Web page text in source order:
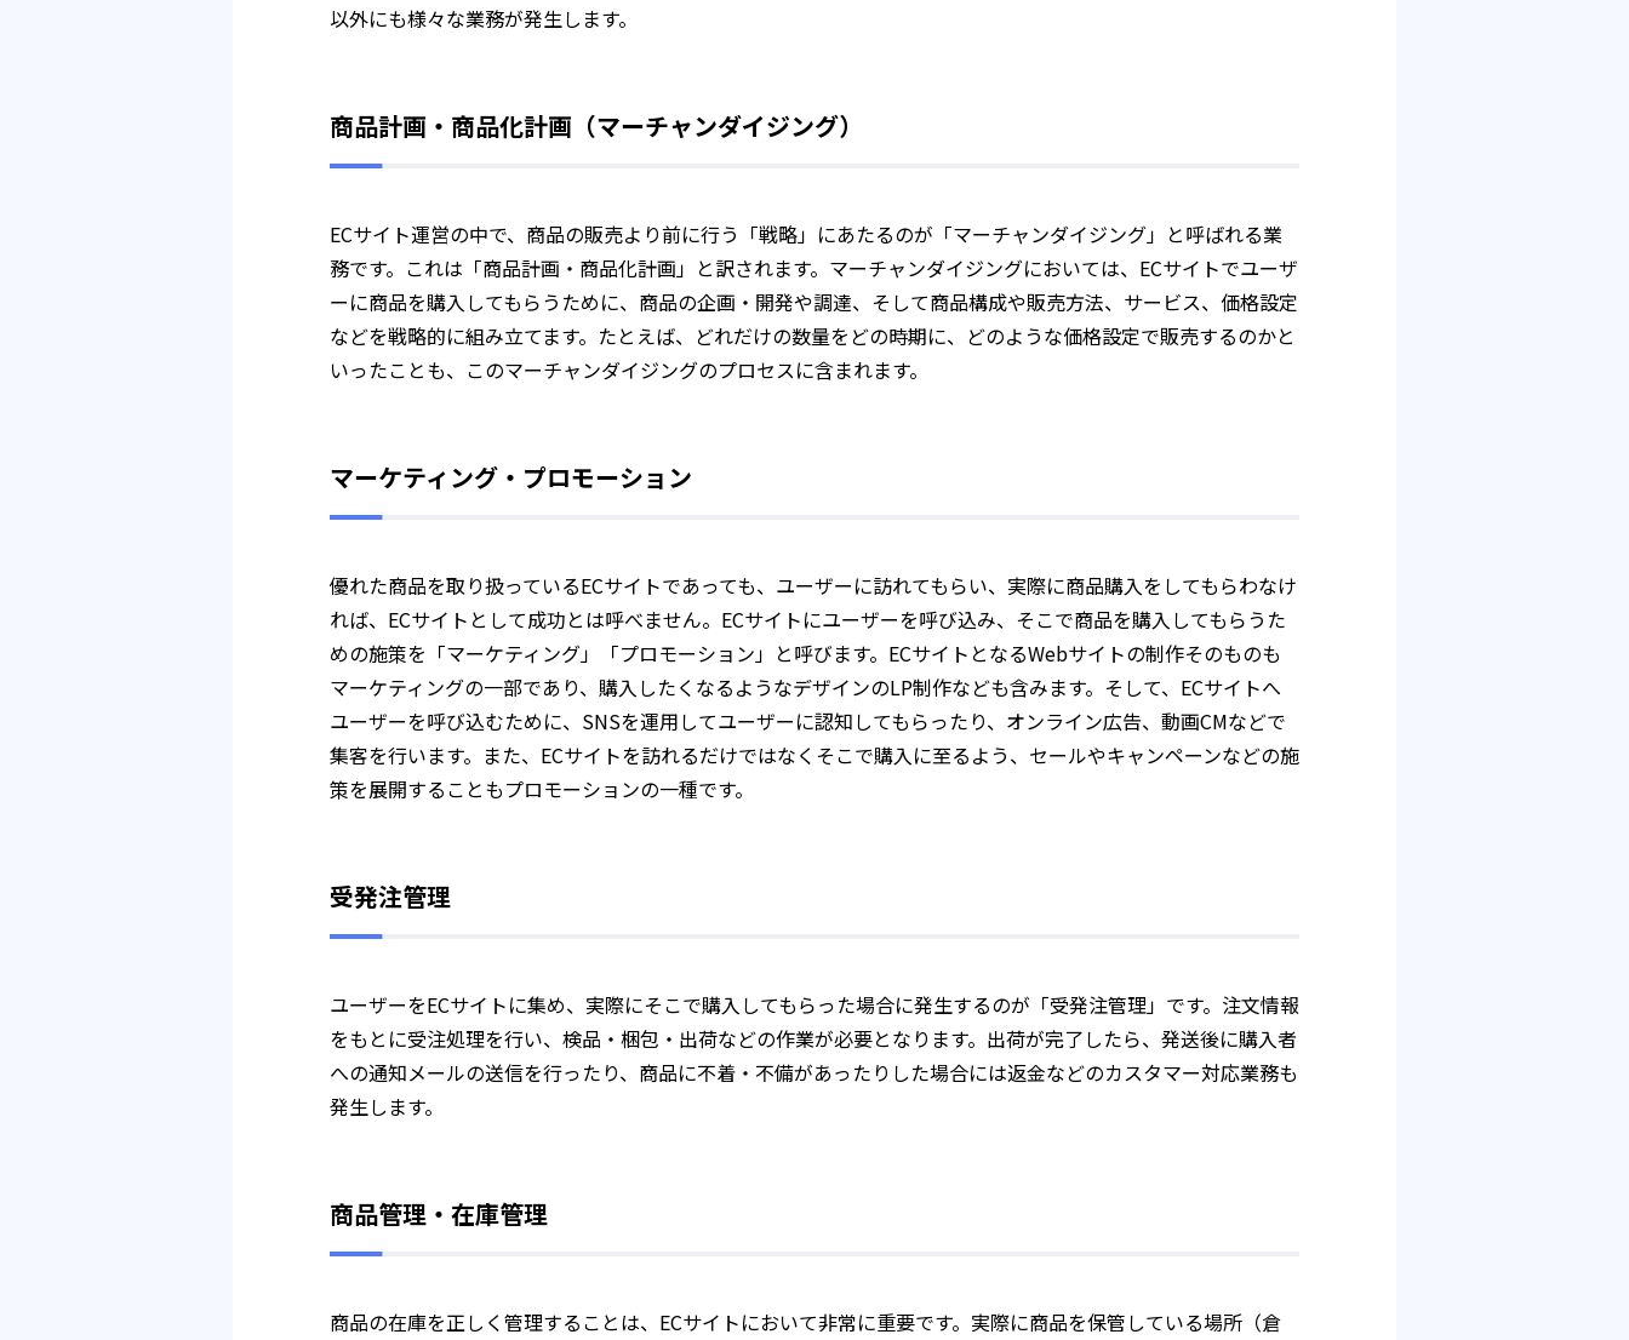
以外にも様々な業務が発生します。
商品計画・商品化計画（マーチャンダイジング）
ECサイト運営の中で、商品の販売より前に行う「戦略」にあたるのが「マーチャンダイジング」と呼ばれる業
務です。これは「商品計画・商品化計画」と訳されます。マーチャンダイジングにおいては、ECサイトでユーザ
ーに商品を購入してもらうために、商品の企画・開発や調達、そして商品構成や販売方法、サービス、価格設定
などを戦略的に組み立てます。たとえば、どれだけの数量をどの時期に、どのような価格設定で販売するのかと
いったことも、このマーチャンダイジングのプロセスに含まれます。
マーケティング・プロモーション
優れた商品を取り扱っているECサイトであっても、ユーザーに訪れてもらい、実際に商品購入をしてもらわなけ
れば、ECサイトとして成功とは呼べません。ECサイトにユーザーを呼び込み、そこで商品を購入してもらうた
めの施策を「マーケティング」「プロモーション」と呼びます。ECサイトとなるWebサイトの制作そのものも
マーケティングの一部であり、購入したくなるようなデザインのLP制作なども含みます。そして、ECサイトへ
ユーザーを呼び込むために、SNSを運用してユーザーに認知してもらったり、オンライン広告、動画CMなどで
集客を行います。また、ECサイトを訪れるだけではなくそこで購入に至るよう、セールやキャンペーンなどの施
策を展開することもプロモーションの一種です。
受発注管理
ユーザーをECサイトに集め、実際にそこで購入してもらった場合に発生するのが「受発注管理」です。注文情報
をもとに受注処理を行い、検品・梱包・出荷などの作業が必要となります。出荷が完了したら、発送後に購入者
への通知メールの送信を行ったり、商品に不着・不備があったりした場合には返金などのカスタマー対応業務も
発生します。
商品管理・在庫管理
商品の在庫を正しく管理することは、ECサイトにおいて非常に重要です。実際に商品を保管している場所（倉